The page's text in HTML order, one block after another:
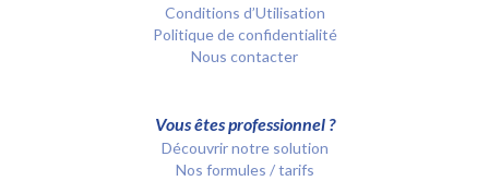
Conditions d’Utilisation
Politique de confidentialité
Nous contacter
Vous êtes professionnel ?
Découvrir notre solution
Nos formules / tarifs